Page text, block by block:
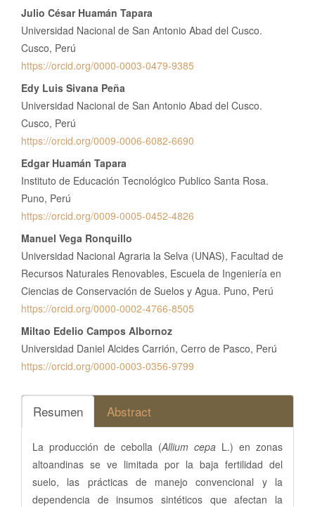
Contenido
principal
del
artículo
Julio César Huamán Tapara
Universidad Nacional de San Antonio Abad del Cusco.
Cusco, Perú
https://orcid.org/0000-0003-0479-9385
Edy Luis Sivana Peña
Universidad Nacional de San Antonio Abad del Cusco.
Cusco, Perú
https://orcid.org/0009-0006-6082-6690
Edgar Huamán Tapara
Instituto de Educación Tecnológico Publico Santa Rosa.
Puno, Perú
https://orcid.org/0009-0005-0452-4826
Manuel Vega Ronquillo
Universidad Nacional Agraria la Selva (UNAS), Facultad de
Recursos Naturales Renovables, Escuela de Ingeniería en
Ciencias de Conservación de Suelos y Agua. Puno, Perú
https://orcid.org/0000-0002-4766-8505
Miltao Edelio Campos Albornoz
Universidad Daniel Alcides Carrión, Cerro de Pasco, Perú
https://orcid.org/0000-0003-0356-9799
Resumen Abstract
La producción de cebolla (Allium cepa L.) en zonas
altoandinas se ve limitada por la baja fertilidad del
suelo, las prácticas de manejo convencional y la
dependencia de insumos sintéticos que afectan la